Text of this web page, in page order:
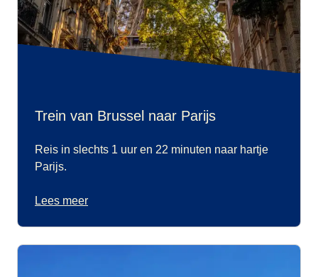
Trein van Brussel naar Parijs
Reis in slechts 1 uur en 22 minuten naar hartje
Parijs.
Lees meer